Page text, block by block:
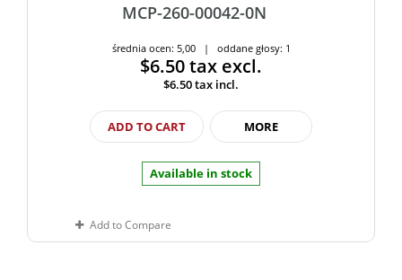
MCP-260-00042-0N
średnia ocen: 5,00 | oddane głosy: 1
$6.50tax excl.
$6.50tax incl.
ADD TO CART MORE
Available in stock
Add to Compare